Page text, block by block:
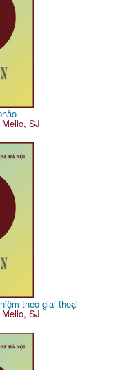
SJ
theo giai thoại
SJ